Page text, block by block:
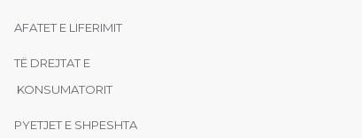
AFATET E LIFERIMIT
TË DREJTAT E
KONSUMATORIT
PYETJET E SHPESHTA